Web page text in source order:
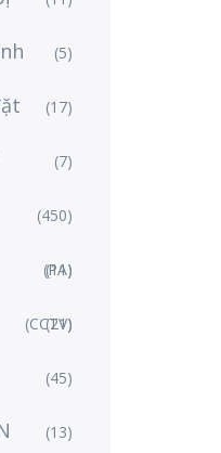
(5)
(17)
(7)
(450)
(PA)
(11)
(CCTV)
(21)
(45)
(13)